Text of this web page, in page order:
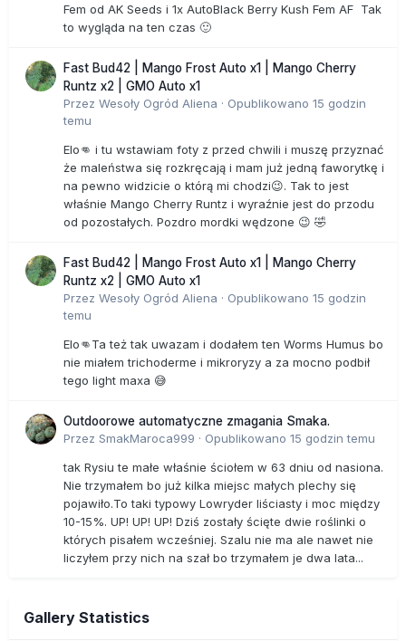
Fem od AK Seeds i 1x AutoBlack Berry Kush Fem AF Tak
to wygląda na ten czas 🙂
Fast Bud42 | Mango Frost Auto x1 | Mango Cherry
Runtz x2 | GMO Auto x1
Przez Wesoły Ogród Aliena · Opublikowano 15 godzin
temu
Elo👊 i tu wstawiam foty z przed chwili i muszę przyznać
że maleństwa się rozkręcają i mam już jedną faworytkę i
na pewno widzicie o którą mi chodzi😉. Tak to jest
właśnie Mango Cherry Runtz i wyraźnie jest do przodu
od pozostałych. Pozdro mordki wędzone 😉 🤣
Fast Bud42 | Mango Frost Auto x1 | Mango Cherry
Runtz x2 | GMO Auto x1
Przez Wesoły Ogród Aliena · Opublikowano 15 godzin
temu
Elo👊Ta też tak uwazam i dodałem ten Worms Humus bo
nie miałem trichoderme i mikroryzy a za mocno podbił
tego light maxa 😅
Outdoorowe automatyczne zmagania Smaka.
Przez SmakMaroca999 · Opublikowano 15 godzin temu
tak Rysiu te małe właśnie ściołem w 63 dniu od nasiona.
Nie trzymałem bo już kilka miejsc małych plechy się
pojawiło.To taki typowy Lowryder liściasty i moc między
10-15%. UP! UP! UP! Dziś zostały ścięte dwie roślinki o
których pisałem wcześniej. Szalu nie ma ale nawet nie
liczyłem przy nich na szał bo trzymałem je dwa lata...
Gallery Statistics